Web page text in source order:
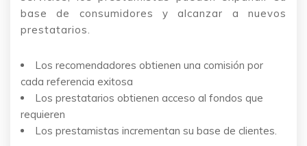
base de consumidores y alcanzar a nuevos
prestatarios.
Los recomendadores obtienen una comisión por
cada referencia exitosa
Los prestatarios obtienen acceso al fondos que
requieren
Los prestamistas incrementan su base de clientes.